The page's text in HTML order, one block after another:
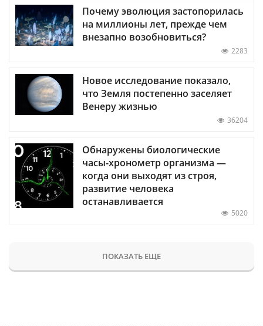
Почему эволюция застопорилась
на миллионы лет, прежде чем
внезапно возобновиться?
2283
Новое исследование показало,
что Земля постепенно заселяет
Венеру жизнью
36204
Обнаружены биологические
часы-хронометр организма —
когда они выходят из строя,
развитие человека
останавливается
5020
ПОКАЗАТЬ ЕЩЕ